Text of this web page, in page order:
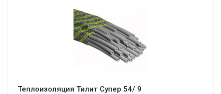
Теплоизоляция Тилит Супер 54/ 9